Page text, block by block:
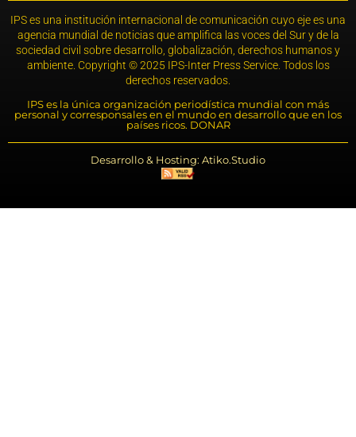
IPS es una institución internacional de comunicación cuyo eje es una
agencia mundial de noticias que amplifica las voces del Sur y de la
sociedad civil sobre desarrollo, globalización, derechos humanos y
ambiente. Copyright © 2025 IPS-Inter Press Service. Todos los
derechos reservados.
IPS es la única organización periodística mundial con más
personal y corresponsales en el mundo en desarrollo que en los
países ricos. DONAR
Desarrollo & Hosting: Atiko.Studio